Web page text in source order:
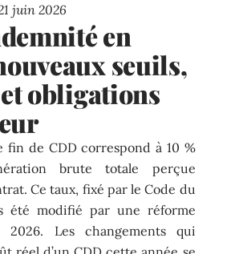
juin 2026
en
seuils,
obligations
fin de CDD correspond à 10 %
brute totale perçue
Ce taux, fixé par le Code du
été modifié par une réforme
2026. Les changements qui